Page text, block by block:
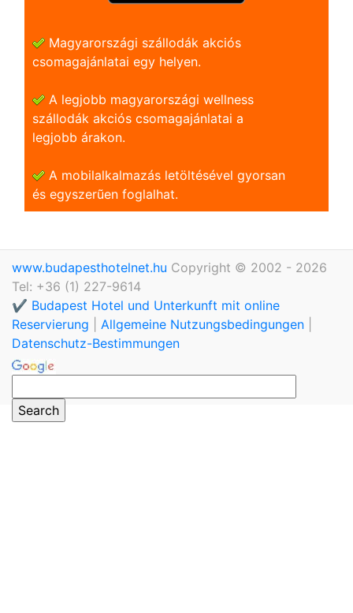
Magyarországi szállodák akciós
csomagajánlatai egy helyen.
A legjobb magyarországi wellness
szállodák akciós csomagajánlatai a
legjobb árakon.
A mobilalkalmazás letöltésével gyorsan
és egyszerũen foglalhat.
www.budapesthotelnet.hu Copyright © 2002 - 2026
Tel: +36 (1) 227-9614
✔️ Budapest Hotel und Unterkunft mit online
Reservierung
Allgemeine Nutzungsbedingungen
Datenschutz-Bestimmungen